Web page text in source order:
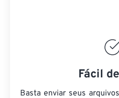
Fácil
Basta enviar seus